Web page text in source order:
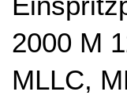
2000 M
MLLC,